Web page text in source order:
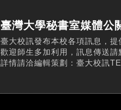
臺灣大學秘書室媒體公
臺大校訊發布本校各項訊息，提
歡迎師生多加利用，訊息傳送請
詳情請洽編輯策劃：臺大校訊